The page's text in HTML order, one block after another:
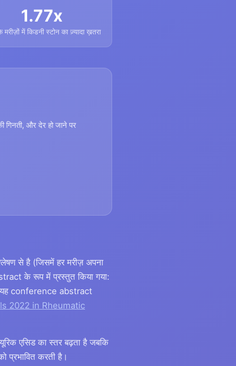
1.77x
मरीज़ों में किडनी स्टोन का ज़्यादा ख़तरा
और देर हो जाने पर
से है (जिसमें हर मरीज़ अपना
के रूप में प्रस्तुत किया गया:
यह conference abstract
2022 in Rheumatic
एसिड का स्तर बढ़ता है जबकि
प्रभावित करती है।